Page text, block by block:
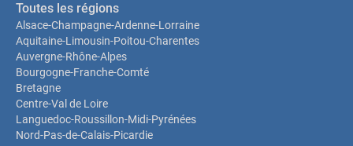
Toutes les régions
Alsace-Champagne-Ardenne-Lorraine
Aquitaine-Limousin-Poitou-Charentes
Auvergne-Rhône-Alpes
Bourgogne-Franche-Comté
Bretagne
Centre-Val de Loire
Languedoc-Roussillon-Midi-Pyrénées
Nord-Pas-de-Calais-Picardie